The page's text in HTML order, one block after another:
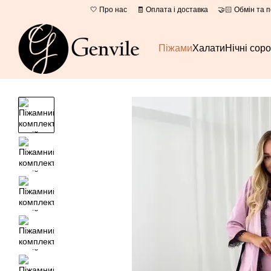
Перейти до основного контенту
🤍 Про нас 🧾 Оплата і доставка 🤝🏻 Обмін та
ПіжамиХалатиНічні